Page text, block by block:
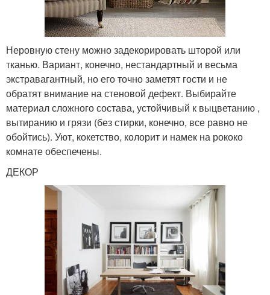
Неровную стену можно задекорировать шторой или
тканью. Вариант, конечно, нестандартный и весьма
экстравагантный, но его точно заметят гости и не
обратят внимание на стеновой дефект. Выбирайте
материал сложного состава, устойчивый к выцветанию ,
вытиранию и грязи (без стирки, конечно, все равно не
обойтись). Уют, кокетство, колорит и намек на рококо
комнате обеспечены.
ДЕКОР